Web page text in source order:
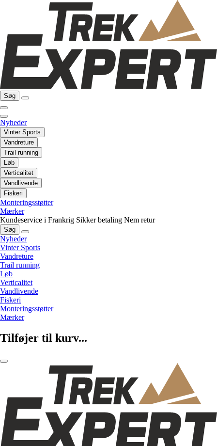
Søg
Nyheder
Vinter Sports
Vandreture
Trail running
Løb
Verticalitet
Vandlivende
Fiskeri
Monteringsstøtter
Mærker
Kundeservice i Frankrig Sikker betaling Nem retur
Søg
Nyheder
Vinter Sports
Vandreture
Trail running
Løb
Verticalitet
Vandlivende
Fiskeri
Monteringsstøtter
Mærker
Tilføjer til kurv...